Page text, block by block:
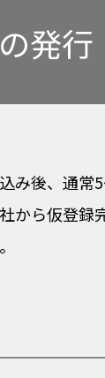
発行
み後、通常
から仮登